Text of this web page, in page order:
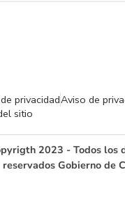
privacidadAviso de
sitio
2023 - Todos los
reservados Gobierno de